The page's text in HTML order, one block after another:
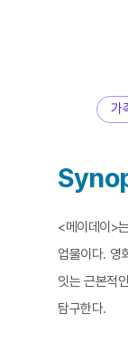
가
<메이데이>
업물이다. 영
잇는 근본적
탐구한다.